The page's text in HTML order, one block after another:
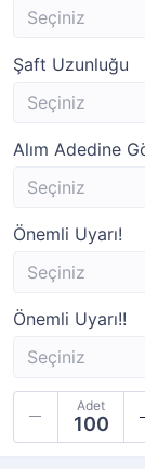
Şaft Uzunluğu
Alım Adedine
Önemli Uyarı!
Önemli Uyarı!!
Adet